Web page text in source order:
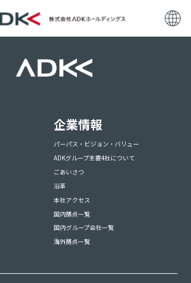
企業情報
パーパス・ビジョン・バリュー
ADKグループ主要4社について
ごあいさつ
沿革
本社アクセス
国内拠点一覧
国内グループ会社一覧
海外拠点一覧